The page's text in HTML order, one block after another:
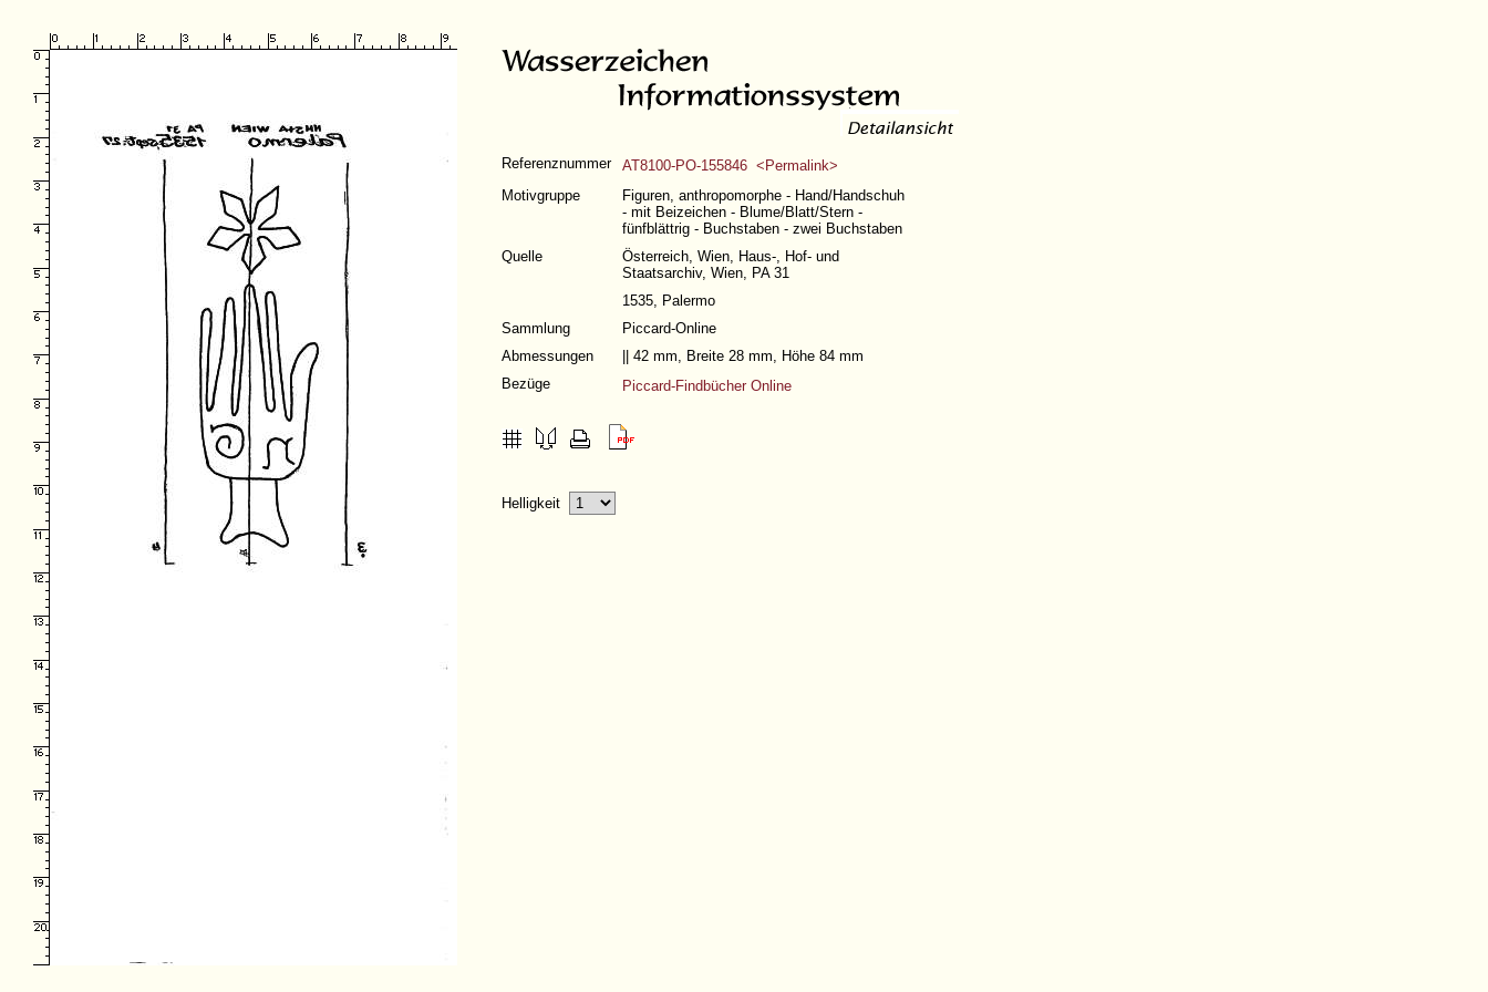
Referenznummer
AT8100-PO-155846 <Permalink>
Motivgruppe
Figuren, anthropomorphe - Hand/Handschuh
- mit Beizeichen - Blume/Blatt/Stern -
fünfblättrig - Buchstaben - zwei Buchstaben
Quelle
Österreich, Wien, Haus-, Hof- und
Staatsarchiv, Wien, PA 31
1535, Palermo
Sammlung
Piccard-Online
Abmessungen
|| 42 mm, Breite 28 mm, Höhe 84 mm
Bezüge
Piccard-Findbücher Online
Helligkeit